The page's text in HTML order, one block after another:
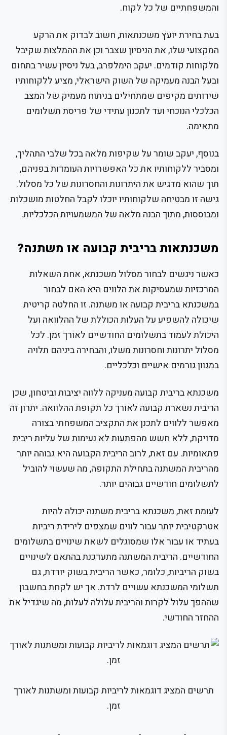
והמשפחתיים של כל לקוח.
בעת בחירת יועץ משכנתאות, חשוב לבדוק את הרקע
המקצועי שלו, את הניסיון שצבר וכן את ההמלצות שקיבל
מלקוחות קודמים. יעקב הימלפרב, בעל ניסיון עשיר בתחום
ובעל הבנה מעמיקה של השוק הישראלי, מציע ללקוחותיו
שירותים מקיפים שמתחילים בניתוח מעמיק של המצב
הכלכלי הנוכחי ועד לתכנון עתידי של פריסת תשלומים
מתאימה.
בנוסף, יעקב שומר על שקיפות מלאה בכל שלבי התהליך,
ומסביר ללקוחותיו את כל האפשרויות העומדות בפניהם,
תוך שהוא מדגיש את היתרונות והחסרונות של כל מסלול.
גישה זו מבטיחה שלקוחותיו יוכלו לקבל החלטות מושכלות
ומבוססות, מתוך הבנה מלאה של המשמעויות הכלכליות.
משכנתאות בריבית קבועה או משתנה?
כאשר ניגשים לבחור מסלול משכנתא, אחת השאלות
המרכזיות שמעסיקות את הלווים היא האם לבחור
במשכנתא בריבית קבועה או משתנה. זו החלטה קריטית
שיכולה להשפיע על העלות הכוללת של ההלוואה ועל
היכולת לעמוד בתשלומים החודשיים לאורך זמן. לכל
מסלול יתרונות וחסרונות משלו, והבחירה ביניהם תלויה
במגוון גורמים אישיים וכלכליים.
משכנתא בריבית קבועה מעניקה ללווה יציבות וביטחון, שכן
הריבית נשארת קבועה לאורך כל תקופת ההלוואה. יתרון זה
מאפשר ללווים לתכנן את התקציב המשפחתי בצורה
מדויקת, ללא חשש מהפתעות לא נעימות של עליות ריבית
פתאומיות. עם זאת, לרוב הריבית הקבועה היא גבוהה יותר
מהריבית המשתנה בתחילת התקופה, מה שעשוי להוביל
לתשלומים חודשיים גבוהים יותר.
לעומת זאת, משכנתא בריבית משתנה יכולה להיות
אטרקטיבית יותר עבור לווים שמצפים לירידת ריביות
בעתיד או עבור אלו שמסוגלים לשאת שינויים בתשלומים
החודשיים. הריבית המשתנה מתעדכנת בהתאם לשינויים
בשוק הריביות, כלומר, כאשר הריבית בשוק יורדת, גם
תשלומי המשכנתא עשויים לרדת. אך יש לקחת בחשבון
שההפך עלול לקרות והריבית עלולה לעלות, מה שיגדיל את
ההחזר החודשי.
תרשים המציג דוגמאות לריביות קבועות ומשתנות לאורך
זמן.